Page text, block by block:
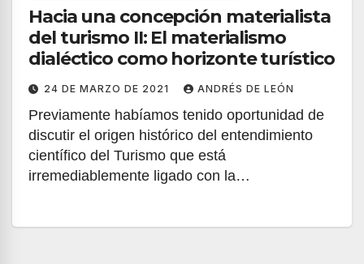
Hacia una concepción materialista
del turismo II: El materialismo
dialéctico como horizonte turístico
24 DE MARZO DE 2021 ANDRÉS DE LEÓN
Previamente habíamos tenido oportunidad de
discutir el origen histórico del entendimiento
científico del Turismo que está
irremediablemente ligado con la…